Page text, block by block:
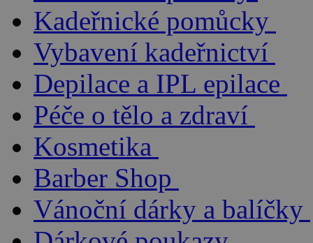
Kadeřnické pomůcky
Vybavení kadeřnictví
Depilace a IPL epilace
Péče o tělo a zdraví
Kosmetika
Barber Shop
Vánoční dárky a balíčky